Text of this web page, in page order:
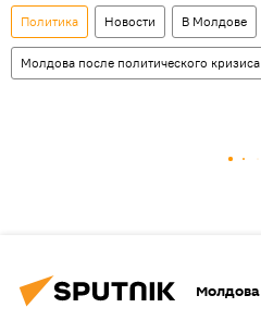
Политика Новости В Молдове
Молдова после политического кризиса
Молдова